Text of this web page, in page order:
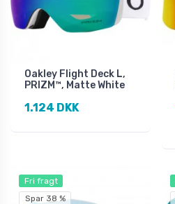
Oakley Flight Deck L,
PRIZM™, Matte White
1.124 DKK
Fri fragt
Spar 38 %